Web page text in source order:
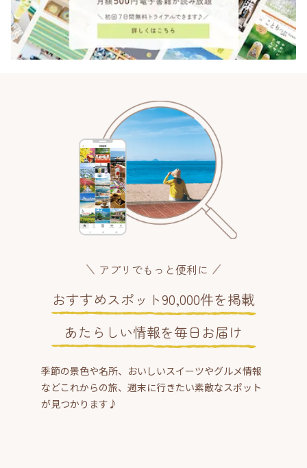
アプリでもっと便利に
おすすめスポット90,000件を掲載
あたらしい情報を毎日お届け
季節の景色や名所、おいしいスイーツやグルメ情報
などこれからの旅、週末に行きたい素敵なスポット
が見つかります♪